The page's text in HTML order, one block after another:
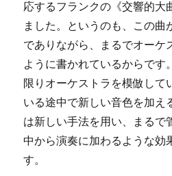
応するフランクの《交響的大
ました。というのも、この曲
でありながら、まるでオーケ
ように書かれているからです
限りオーケストラを模倣して
いる途中で新しい音色を加え
は新しい手法を用い、まるで
中から演奏に加わるような効
す。